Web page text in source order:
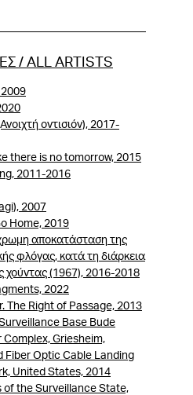
/ ALL ARTISTS
2009
οντισιόν), 2017-
there is no tomorrow, 2015
2011-2016
2007
Home, 2019
αποκατάσταση της
φλόγας, κατά τη διάρκεια
χούντας (1967), 2016-2018
2022
The Right of Passage, 2013
Base Bude
Griesheim,
Fiber Optic Cable Landing
United States, 2014
of the Surveillance State,